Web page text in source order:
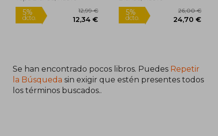
5%
dcto.
12,99 €
12,34 €
5%
dcto. 24,70
Se han encontrado pocos libros. Puedes Repetir
la Búsqueda sin exigir que estén presentes todos
los términos buscados..